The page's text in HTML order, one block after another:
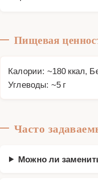
Пищевая
Калории: ~180 ккал,
Углеводы: ~5 г
Часто
Можно ли